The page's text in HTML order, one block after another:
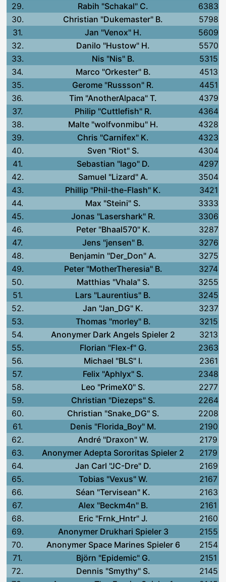
29.
Rabih "Schakal" C.
6383
30.
Christian "Dukemaster" B.
5798
31.
Jan "Venox" H.
5609
32.
Danilo "Hustow" H.
5570
33.
Nis "Nis" B.
5315
34.
Marco "Orkester" B.
4513
35.
Gerome "Russson" R.
4451
36.
Tim "AnotherAlpaca" T.
4379
37.
Philip "Cuttlefish" R.
4364
38.
Malte "wolfvonmibu" H.
4328
39.
Chris "Carnifex" K.
4323
40.
Sven "Riot" S.
4304
41.
Sebastian "Iago" D.
4297
42.
Samuel "Lizard" A.
3504
43.
Phillip "Phil-the-Flash" K.
3421
44.
Max "Steini" S.
3333
45.
Jonas "Lasershark" R.
3306
46.
Peter "Bhaal570" K.
3287
47.
Jens "jensen" B.
3276
48.
Benjamin "Der_Don" A.
3275
49.
Peter "MotherTheresia" B.
3274
50.
Matthias "Vhala" S.
3255
51.
Lars "Laurentius" B.
3245
52.
Jan "Jan_DG" K.
3237
53.
Thomas "morley" B.
3215
54.
Anonymer Dark Angels Spieler 2
3213
55.
Florian "Flex-f" G.
2363
56.
Michael "BLS" I.
2361
57.
Felix "Aphlyx" S.
2348
58.
Leo "PrimeX0" S.
2277
59.
Christian "Diezeps" S.
2264
60.
Christian "Snake_DG" S.
2208
61.
Denis "Florida_Boy" M.
2190
62.
André "Draxon" W.
2179
63.
Anonymer Adepta Sororitas Spieler 2
2179
64.
Jan Carl "JC-Dre" D.
2169
65.
Tobias "Vexus" W.
2167
66.
Séan "Tervisean" K.
2163
67.
Alex "Beckm4n" B.
2161
68.
Eric "Frnk_Hntr" J.
2160
69.
Anonymer Drukhari Spieler 3
2155
70.
Anonymer Space Marines Spieler 6
2154
71.
Björn "Epidemic" G.
2151
72.
Dennis "Smythy" S.
2145